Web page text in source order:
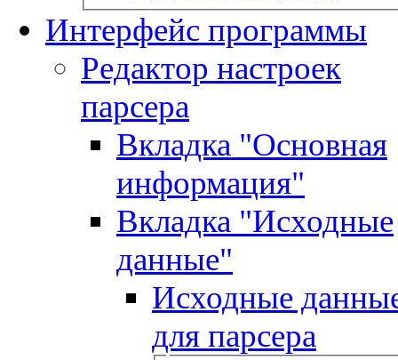
Интерфейс программы
Редактор настроек
парсера
Вкладка "Основная
информация"
Вкладка "Исходные
данные"
Исходные
для парсера